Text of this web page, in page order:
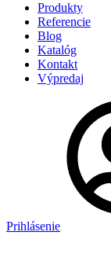
Produkty
Referencie
Blog
Katalóg
Kontakt
Výpredaj
Prihlásenie